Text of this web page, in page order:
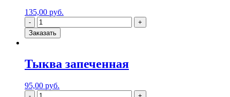
135,00 руб.
Заказать
Тыква запеченная
95,00 руб.